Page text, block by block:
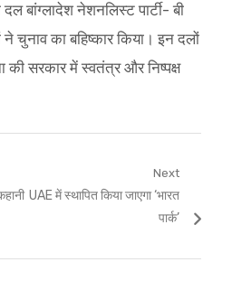
बांग्‍लादेश नेशनलिस्‍ट पार्टी- बी
चुनाव का बहिष्‍कार किया। इन दलों
सरकार में स्‍वतंत्र और निष्‍पक्ष
Next
Next
UAE में स्थापित किया जाएगा ‘भारत
पार्क’